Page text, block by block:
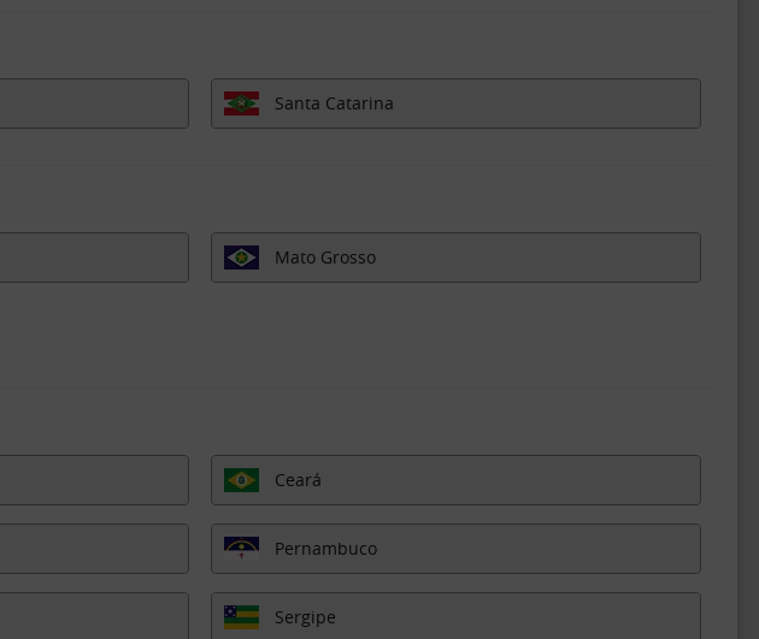
Santa Catarina
Mato Grosso
Ceará
Pernambuco
Sergipe